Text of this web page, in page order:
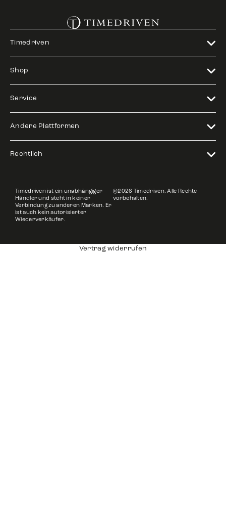
Timedriven
Shop
Service
Andere Plattformen
Rechtlich
Timedriven ist ein unabhängiger
Händler und steht in keiner
Verbindung zu anderen Marken. Er
ist auch kein autorisierter
Wiederverkäufer.
©2026 Timedriven. Alle Rechte
vorbehalten.
Vertrag widerrufen